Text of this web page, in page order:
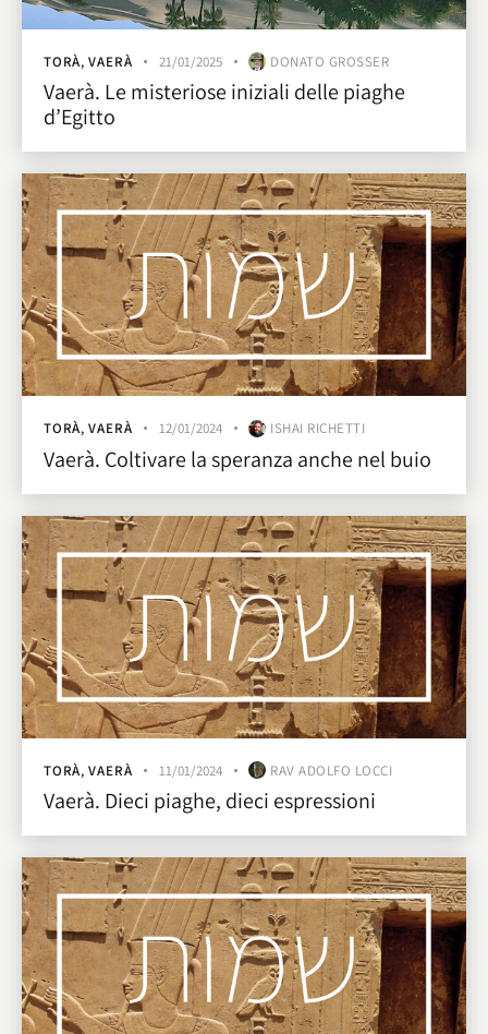
TORÀ,VAERÀ 21/01/2025 DONATO GROSSER
Vaerà. Le misteriose iniziali delle piaghe
d’Egitto
TORÀ,VAERÀ 12/01/2024 ISHAI RICHETTI
Vaerà. Coltivare la speranza anche nel buio
TORÀ,VAERÀ 11/01/2024 RAV ADOLFO LOCCI
Vaerà. Dieci piaghe, dieci espressioni